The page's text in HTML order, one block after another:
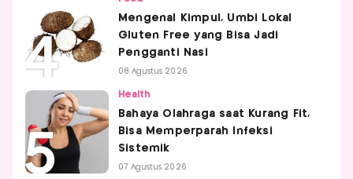
Mengenal Kimpul, Umbi Lokal
Gluten Free yang Bisa Jadi
Pengganti Nasi
08 Agustus 2026
Health
Bahaya Olahraga saat Kurang Fit,
Bisa Memperparah Infeksi
Sistemik
07 Agustus 2026